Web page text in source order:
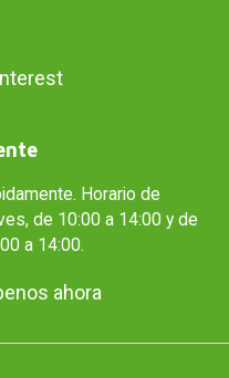
Horario de
de 10:00 a 14:00 y de
a 14:00.
ahora